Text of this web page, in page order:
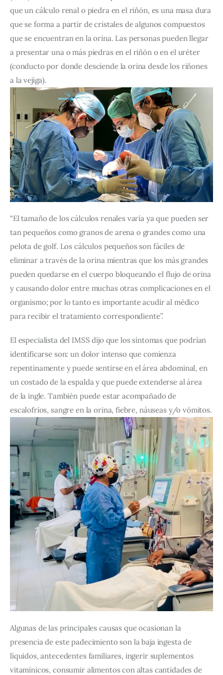
que un cálculo renal o piedra en el riñón, es una masa dura
que se forma a partir de cristales de algunos compuestos
que se encuentran en la orina. Las personas pueden llegar
a presentar una o más piedras en el riñón o en el uréter
(conducto por donde desciende la orina desde los riñones
a la vejiga).
“El tamaño de los cálculos renales varía ya que pueden ser
tan pequeños como granos de arena o grandes como una
pelota de golf. Los cálculos pequeños son fáciles de
eliminar a través de la orina mientras que los más grandes
pueden quedarse en el cuerpo bloqueando el flujo de orina
y causando dolor entre muchas otras complicaciones en el
organismo; por lo tanto es importante acudir al médico
para recibir el tratamiento correspondiente”.
El especialista del IMSS dijo que los síntomas que podrían
identificarse son: un dolor intenso que comienza
repentinamente y puede sentirse en el área abdominal, en
un costado de la espalda y que puede extenderse al área
de la ingle. También puede estar acompañado de
escalofríos, sangre en la orina, fiebre, náuseas y/o vómitos.
Algunas de las principales causas que ocasionan la
presencia de este padecimiento son la baja ingesta de
líquidos, antecedentes familiares, ingerir suplementos
vitamínicos, consumir alimentos con altas cantidades de